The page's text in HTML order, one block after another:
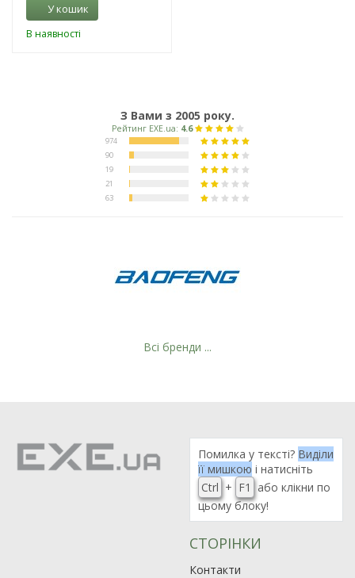
У кошик
В наявності
З Вами з 2005 року.
Всі бренди ...
Помилка у тексті? Виділи
її мишкою і натисніть
Ctrl + F1
або клікни по
цьому блоку!
СТОРІНКИ
Контакти